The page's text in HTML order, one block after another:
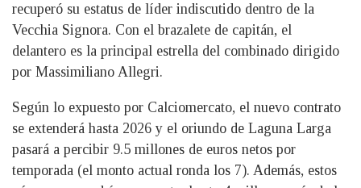
recuperó su estatus de líder indiscutido dentro de la
Vecchia Signora. Con el brazalete de capitán, el
delantero es la principal estrella del combinado dirigido
por Massimiliano Allegri.
Según lo expuesto por Calciomercato, el nuevo contrato
se extenderá hasta 2026 y el oriundo de Laguna Larga
pasará a percibir 9.5 millones de euros netos por
temporada (el monto actual ronda los 7). Además, estos